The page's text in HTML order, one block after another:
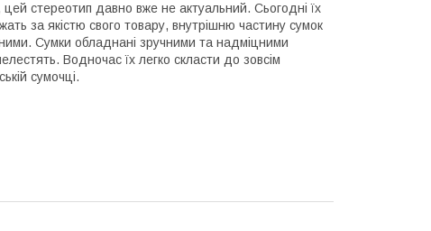
стереотип давно вже не актуальний. Сьогодні їх
за якістю свого товару, внутрішню частину сумок
Сумки обладнані зручними та надміцними
Водночас їх легко скласти до зовсім
сумочці.